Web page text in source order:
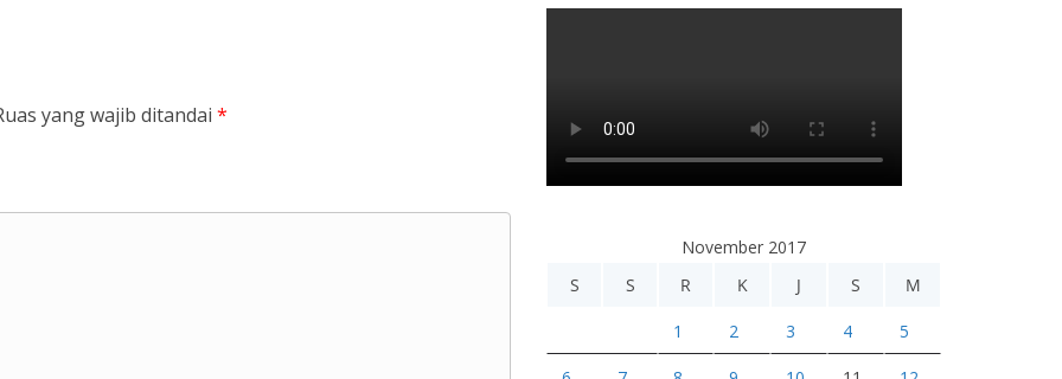
yang wajib ditandai *
November 2017
S
S R K J S M
1 2 3 4 5